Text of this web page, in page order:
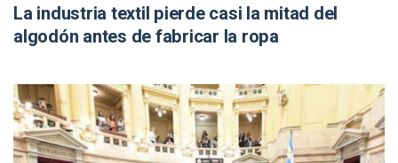
La industria textil pierde casi la mitad del
algodón antes de fabricar la ropa